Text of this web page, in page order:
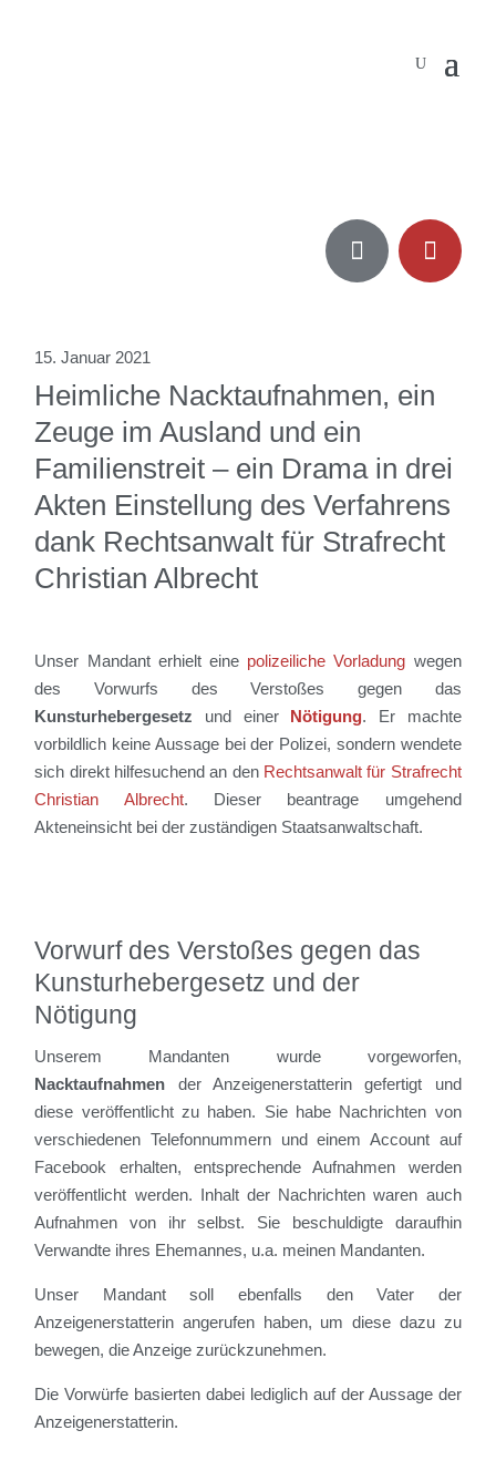
15. Januar 2021
Heimliche Nacktaufnahmen, ein
Zeuge im Ausland und ein
Familienstreit – ein Drama in drei
Akten Einstellung des Verfahrens
dank Rechtsanwalt für Strafrecht
Christian Albrecht
Unser Mandant erhielt eine polizeiliche Vorladung wegen
des Vorwurfs des Verstoßes gegen das
Kunsturhebergesetz und einer Nötigung. Er machte
vorbildlich keine Aussage bei der Polizei, sondern wendete
sich direkt hilfesuchend an den Rechtsanwalt für Strafrecht
Christian Albrecht. Dieser beantrage umgehend
Akteneinsicht bei der zuständigen Staatsanwaltschaft.
Vorwurf des Verstoßes gegen das
Kunsturhebergesetz und der
Nötigung
Unserem Mandanten wurde vorgeworfen,
Nacktaufnahmen der Anzeigenerstatterin gefertigt und
diese veröffentlicht zu haben. Sie habe Nachrichten von
verschiedenen Telefonnummern und einem Account auf
Facebook erhalten, entsprechende Aufnahmen werden
veröffentlicht werden. Inhalt der Nachrichten waren auch
Aufnahmen von ihr selbst. Sie beschuldigte daraufhin
Verwandte ihres Ehemannes, u.a. meinen Mandanten.
Unser Mandant soll ebenfalls den Vater der
Anzeigenerstatterin angerufen haben, um diese dazu zu
bewegen, die Anzeige zurückzunehmen.
Die Vorwürfe basierten dabei lediglich auf der Aussage der
Anzeigenerstatterin.